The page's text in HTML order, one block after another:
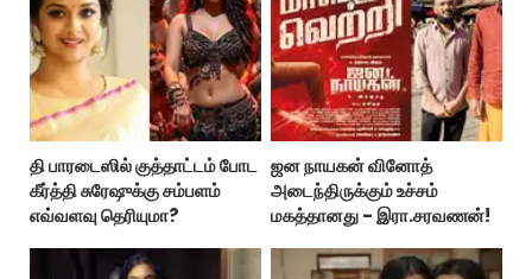
தி பாரடைஸில் குத்தாட்டம் போட
கீர்த்தி சுரேஷுக்கு சம்பளம்
எவ்வளவு தெரியுமா?
ஜன நாயகன் வினோத்
அடைந்திருக்கும் உச்சம்
மகத்தானது - இரா.சரவணன்!